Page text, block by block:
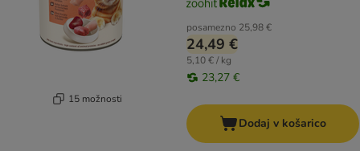
15 možnosti
posamezno 25,98 €
24,49 €
5,10 € / kg
23,27 €
Dodaj v košarico